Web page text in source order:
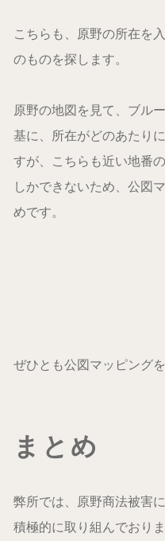
こちらも、原野の所在を
のものを探します。
原野の地図を見て、ブル
基に、所在がどのあたり
すが、こちらも近い地番
しかできないため、公図
めです。
ぜひとも公図マッピング
まとめ
弊所では、原野商法被害
積極的に取り組んでおりま